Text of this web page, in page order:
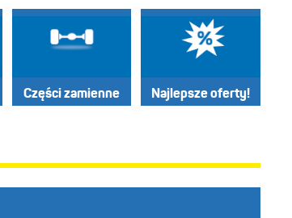
Części zamienne Najlepsze oferty!